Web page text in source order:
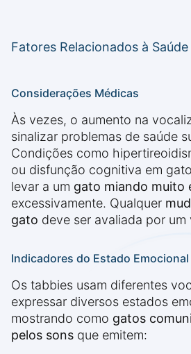
Fatores Relacionados à
Considerações Médicas
Às vezes, o aumento na
sinalizar problemas de saúde
Condições como
ou disfunção cognitiva em
levar a um gato miando muito
excessivamente. Qualquer
gato deve ser avaliada por um
Indicadores do Estado Emocional
Os tabbies usam diferentes
expressar diversos estados
mostrando como gatos
pelos sons que emitem: